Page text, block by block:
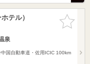
お気に入
りに追加
テル）
泉
国自動車道・佐用ICIC 100km